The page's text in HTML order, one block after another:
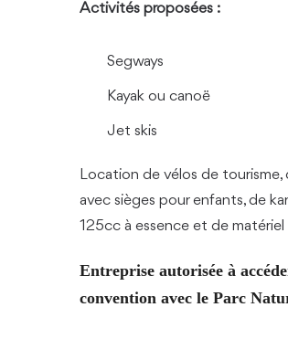
Activités proposées :
Segways
Kayak ou canoë
Jet skis
Location de vélos de tourisme,
avec sièges pour enfants, de
125cc à essence et de
Entreprise autorisée à
convention avec le Parc